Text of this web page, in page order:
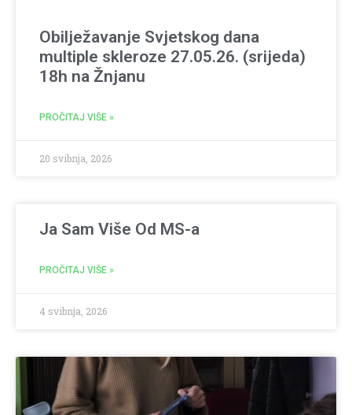
Obilježavanje Svjetskog dana
multiple skleroze 27.05.26. (srijeda)
18h na Žnjanu
PROČITAJ VIŠE »
20 svibnja, 2026
Ja Sam Više Od MS-a
PROČITAJ VIŠE »
4 svibnja, 2026